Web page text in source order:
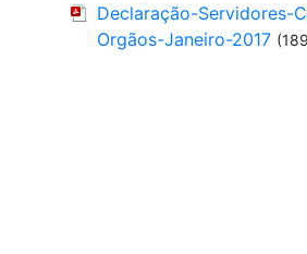
Declaração-Servidores-
Orgãos-Janeiro-2017